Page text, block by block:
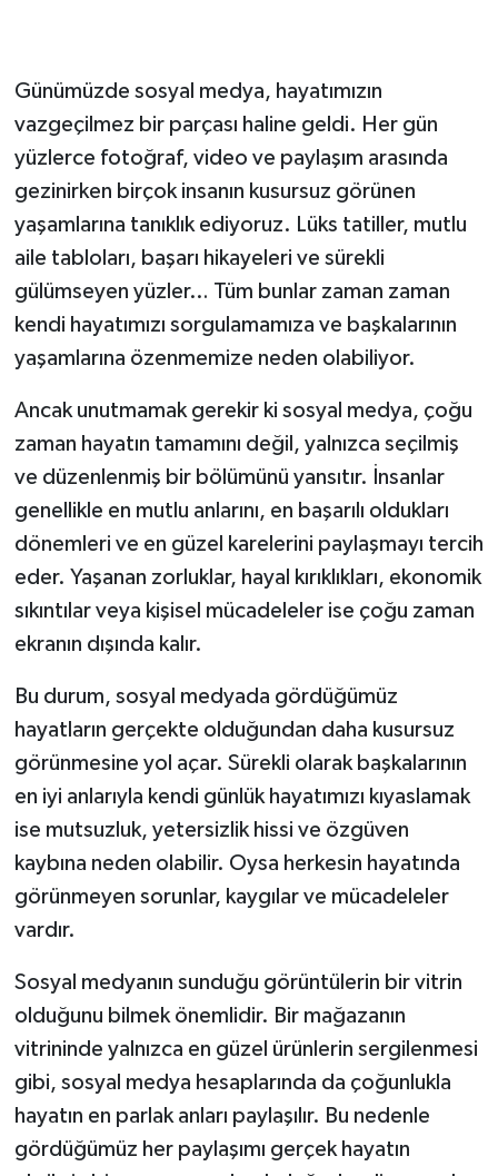
Günümüzde sosyal medya, hayatımızın
vazgeçilmez bir parçası haline geldi. Her gün
yüzlerce fotoğraf, video ve paylaşım arasında
gezinirken birçok insanın kusursuz görünen
yaşamlarına tanıklık ediyoruz. Lüks tatiller, mutlu
aile tabloları, başarı hikayeleri ve sürekli
gülümseyen yüzler… Tüm bunlar zaman zaman
kendi hayatımızı sorgulamamıza ve başkalarının
yaşamlarına özenmemize neden olabiliyor.
Ancak unutmamak gerekir ki sosyal medya, çoğu
zaman hayatın tamamını değil, yalnızca seçilmiş
ve düzenlenmiş bir bölümünü yansıtır. İnsanlar
genellikle en mutlu anlarını, en başarılı oldukları
dönemleri ve en güzel karelerini paylaşmayı tercih
eder. Yaşanan zorluklar, hayal kırıklıkları, ekonomik
sıkıntılar veya kişisel mücadeleler ise çoğu zaman
ekranın dışında kalır.
Bu durum, sosyal medyada gördüğümüz
hayatların gerçekte olduğundan daha kusursuz
görünmesine yol açar. Sürekli olarak başkalarının
en iyi anlarıyla kendi günlük hayatımızı kıyaslamak
ise mutsuzluk, yetersizlik hissi ve özgüven
kaybına neden olabilir. Oysa herkesin hayatında
görünmeyen sorunlar, kaygılar ve mücadeleler
vardır.
Sosyal medyanın sunduğu görüntülerin bir vitrin
olduğunu bilmek önemlidir. Bir mağazanın
vitrininde yalnızca en güzel ürünlerin sergilenmesi
gibi, sosyal medya hesaplarında da çoğunlukla
hayatın en parlak anları paylaşılır. Bu nedenle
gördüğümüz her paylaşımı gerçek hayatın